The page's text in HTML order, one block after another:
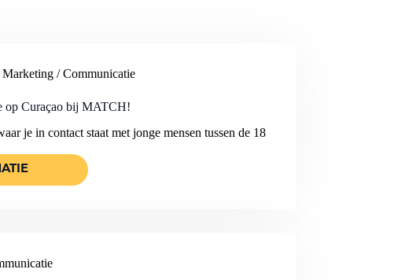
Marketing / Communicatie
op Curaçao bij MATCH!
je in contact staat met jonge mensen tussen de 18